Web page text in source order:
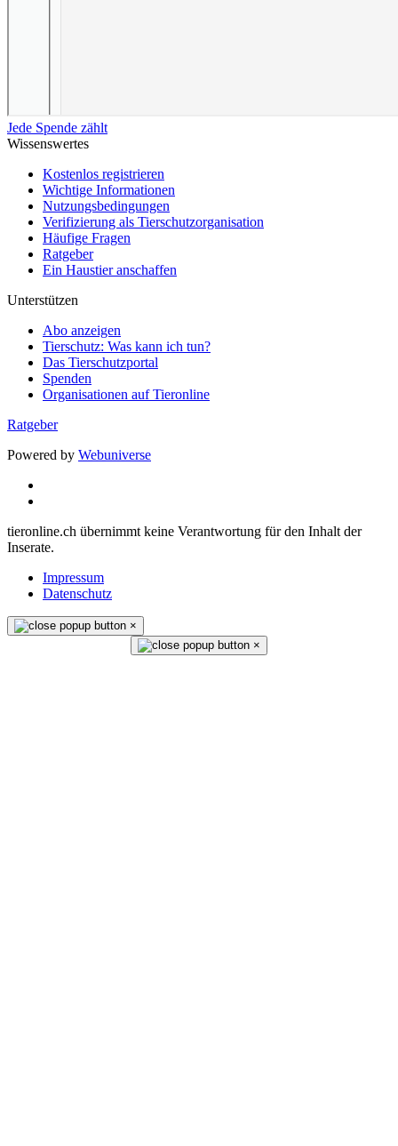
Jede Spende zählt
Wissenswertes
Kostenlos registrieren
Wichtige Informationen
Nutzungsbedingungen
Verifizierung als Tierschutzorganisation
Häufige Fragen
Ratgeber
Ein Haustier anschaffen
Unterstützen
Abo anzeigen
Tierschutz: Was kann ich tun?
Das Tierschutzportal
Spenden
Organisationen auf Tieronline
Ratgeber
Powered by Webuniverse
tieronline.ch übernimmt keine Verantwortung für den Inhalt der
Inserate.
Impressum
Datenschutz
×
×